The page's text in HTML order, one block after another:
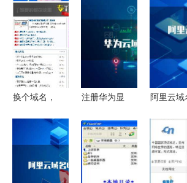
换个域名，
墅？互联网
务的价值与
注册华为显
险” 互联网
域名注册服
阿里云域
服务 一站
式互联网
名注册解